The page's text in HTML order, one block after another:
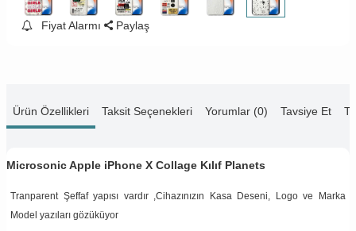
Fiyat Alarmı Paylaş
Ürün Özellikleri Taksit Seçenekleri Yorumlar (0) Tavsiye Et
Microsonic Apple iPhone X Collage Kılıf Planets
Tranparent Şeffaf yapısı vardır ,Cihazınızın Kasa Deseni, Logo ve Marka
Model yazıları gözüküyor